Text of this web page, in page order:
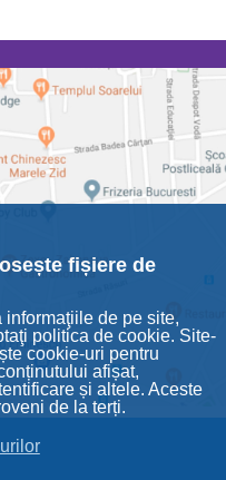
fișiere de
informaţiile de pe site,
politica de cookie. Site-
cookie-uri pentru
afișat,
și altele. Aceste
de la terți.